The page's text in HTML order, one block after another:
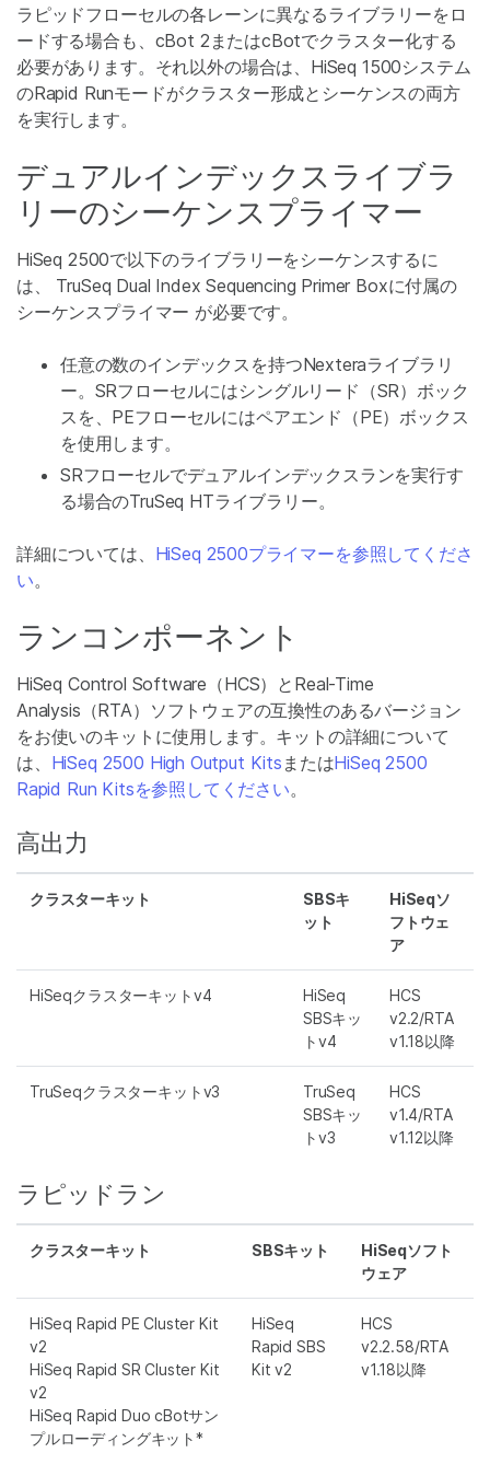
ラピッドフローセルの各レーンに異なるライブラリーをロ
ードする場合も、cBot 2またはcBotでクラスター化する
必要があります。それ以外の場合は、HiSeq 1500システム
のRapid Runモードがクラスター形成とシーケンスの両方
を実行します。
デュアルインデックスライブラ
リーのシーケンスプライマー
HiSeq 2500で以下のライブラリーをシーケンスするに
は、 TruSeq Dual Index Sequencing Primer Boxに付属の
シーケンスプライマー が必要です。
任意の数のインデックスを持つNexteraライブラリ
ー。SRフローセルにはシングルリード（SR）ボック
スを、PEフローセルにはペアエンド（PE）ボックス
を使用します。
SRフローセルでデュアルインデックスランを実行す
る場合のTruSeq HTライブラリー。
詳細については、 HiSeq 2500プライマーを参照してくださ
い。
ランコンポーネント
HiSeq Control Software（HCS）とReal-Time
Analysis（RTA）ソフトウェアの互換性のあるバージョン
をお使いのキットに使用します。キットの詳細について
は、 HiSeq 2500 High Output Kits またはHiSeq 2500
Rapid Run Kitsを参照してください。
高出力
クラスターキット
SBSキ
ット
HiSeqソ
フトウェ
ア
HiSeqクラスターキットv4
HiSeq
SBSキッ
トv4
HCS
v2.2/RTA
v1.18以降
TruSeqクラスターキットv3
TruSeq
SBSキッ
トv3
HCS
v1.4/RTA
v1.12以降
ラピッドラン
クラスターキット SBSキット
HiSeqソフト
ウェア
HiSeq Rapid PE Cluster Kit
v2
HiSeq Rapid SR Cluster Kit
v2
HiSeq Rapid Duo cBotサン
プルローディングキット*
HiSeq
Rapid SBS
Kit v2
HCS
v2.2.58/RTA
v1.18以降